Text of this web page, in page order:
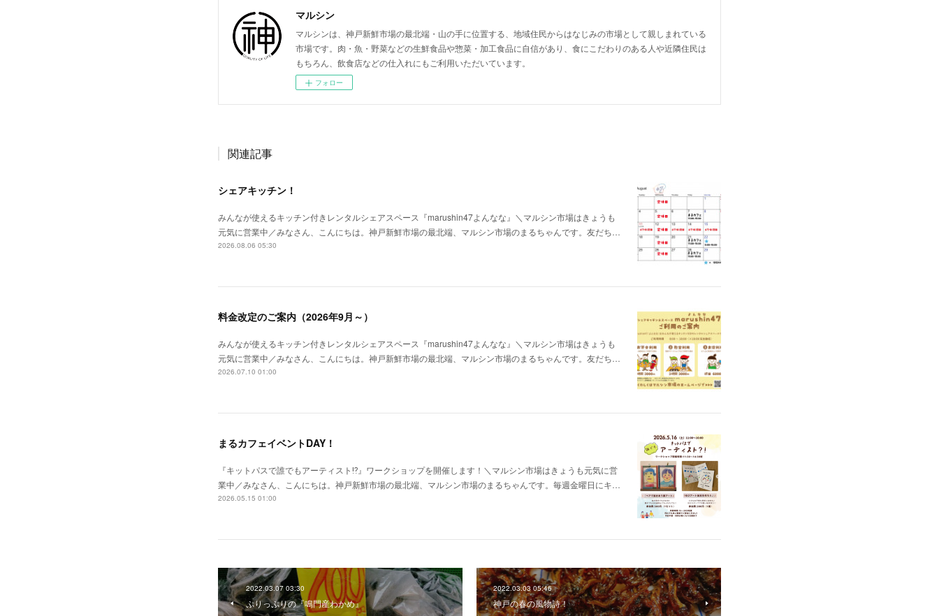
マルシン
マルシンは、神戸新鮮市場の最北端・山の手に位置する、地域住民からはなじみの市場として親しまれている
市場です。肉・魚・野菜などの生鮮食品や惣菜・加工食品に自信があり、食にこだわりのある人や近隣住民は
もちろん、飲食店などの仕入れにもご利用いただいています。
フォロー
関連記事
シェアキッチン！
みんなが使えるキッチン付きレンタルシェアスペース『marushin47よんなな』＼マルシン市場はきょうも
元気に営業中／みなさん、こんにちは。神戸新鮮市場の最北端、マルシン市場のまるちゃんです。友だち…
2026.08.06 05:30
料金改定のご案内（2026年9月～）
みんなが使えるキッチン付きレンタルシェアスペース『marushin47よんなな』＼マルシン市場はきょうも
元気に営業中／みなさん、こんにちは。神戸新鮮市場の最北端、マルシン市場のまるちゃんです。友だち…
2026.07.10 01:00
まるカフェイベントDAY！
『キットパスで誰でもアーティスト⁉︎』ワークショップを開催します！＼マルシン市場はきょうも元気に営
業中／みなさん、こんにちは。神戸新鮮市場の最北端、マルシン市場のまるちゃんです。毎週金曜日にキ…
2026.05.15 01:00
2022.03.07 03:30
ぷりっぷりの『鳴門産わかめ』
2022.03.03 05:46
神戸の春の風物詩！